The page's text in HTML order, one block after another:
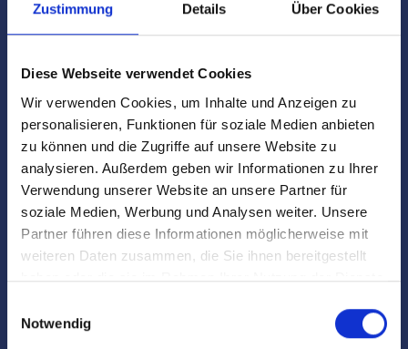
Zustimmung Details Über Cookies
Diese Webseite verwendet Cookies
Wir verwenden Cookies, um Inhalte und Anzeigen zu
personalisieren, Funktionen für soziale Medien anbieten
zu können und die Zugriffe auf unsere Website zu
analysieren. Außerdem geben wir Informationen zu Ihrer
Verwendung unserer Website an unsere Partner für
soziale Medien, Werbung und Analysen weiter. Unsere
Partner führen diese Informationen möglicherweise mit
weiteren Daten zusammen, die Sie ihnen bereitgestellt
haben oder die sie im Rahmen Ihrer Nutzung der Dienste
Notwendig
auf einen Blick
Immobilienbewertung
Individuelle Analyse gemeinsam mit dem
Eigentümer
Klärung baurechtlicher Fragen bei
Immobilienverkauf
fundierteMarktpreisanalyse
Fachmännische und individuelle Vermarktung